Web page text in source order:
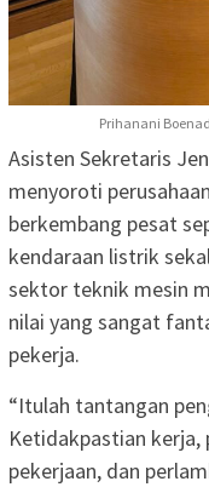
Prihanani
Asisten Sekretaris
menyoroti
berkembang pesat
kendaraan listrik
sektor teknik mesin
nilai yang sangat
pekerja.
“Itulah tantangan
Ketidakpastian kerja,
pekerjaan, dan